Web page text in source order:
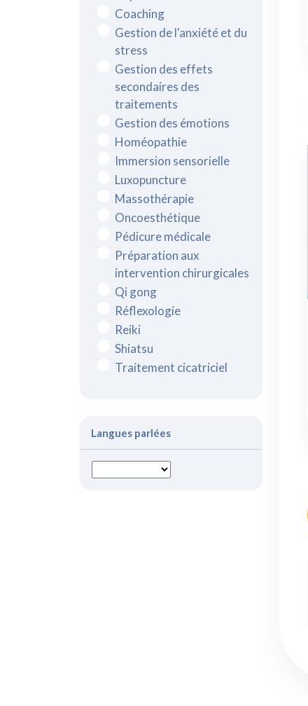
Coaching
Gestion de l'anxiété et du
stress
Gestion des effets
secondaires des
traitements
Gestion des émotions
Homéopathie
Immersion sensorielle
Luxopuncture
Massothérapie
Oncoesthétique
Pédicure médicale
Préparation aux
intervention chirurgicales
Qi gong
Réflexologie
Reiki
Shiatsu
Traitement cicatriciel
Langues parlées